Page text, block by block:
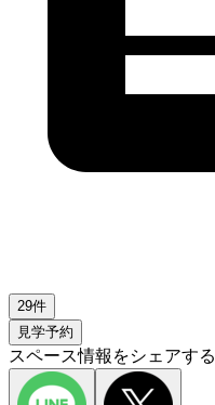
29件
見学予約
スペース情報をシェアする